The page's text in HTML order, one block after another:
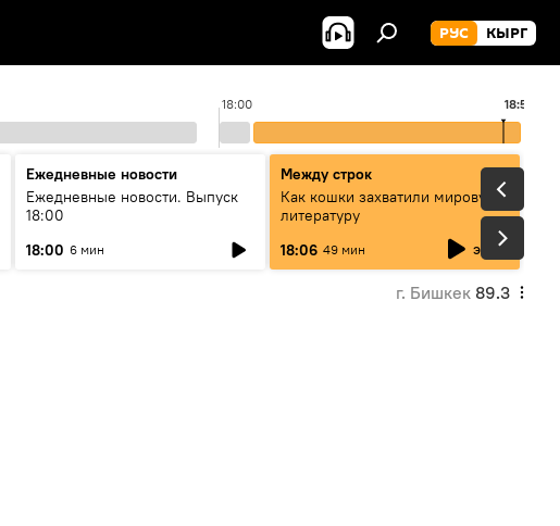
РУС КЫРГ
18:00 18:52
Ежедневные новости
Ежедневные новости. Выпуск
18:00
18:00 6 мин
Между строк
Как кошки захватили мировую
литературу
18:06 49 мин эфир
г. Бишкек 89.3